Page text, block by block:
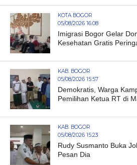
KOTA BOGOR
05/08/2026 16:08
Imigrasi Bogor Gelar
Kesehatan Gratis
KAB. BOGOR
05/08/2026 15:57
Demokratis, Warga
Pemilihan Ketua RT di
KAB. BOGOR
05/08/2026 15:23
Rudy Susmanto Buka
Pesan Dia